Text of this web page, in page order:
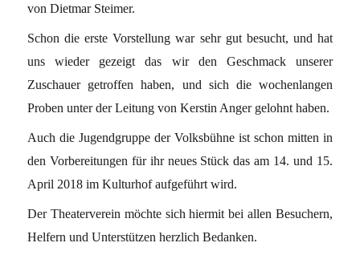
von Dietmar Steimer.
Schon die erste Vorstellung war sehr gut besucht, und hat
uns wieder gezeigt das wir den Geschmack unserer
Zuschauer getroffen haben, und sich die wochenlangen
Proben unter der Leitung von Kerstin Anger gelohnt haben.
Auch die Jugendgruppe der Volksbühne ist schon mitten in
den Vorbereitungen für ihr neues Stück das am 14. und 15.
April 2018 im Kulturhof aufgeführt wird.
Der Theaterverein möchte sich hiermit bei allen Besuchern,
Helfern und Unterstützen herzlich Bedanken.